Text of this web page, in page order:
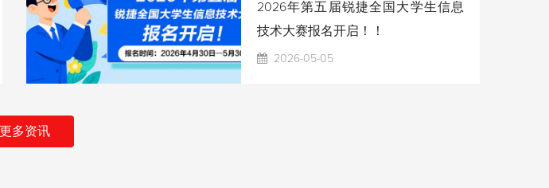
2026年第五届锐捷全国大学生信息
技术大赛报名开启！！
2026-05-05
更多资讯